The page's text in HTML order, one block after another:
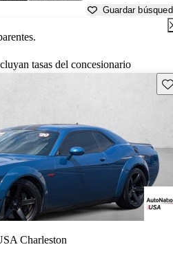
Guardar
tasas del concesionario
Charleston